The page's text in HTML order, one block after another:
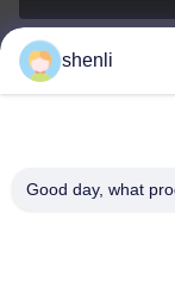
shenli
Good day, what